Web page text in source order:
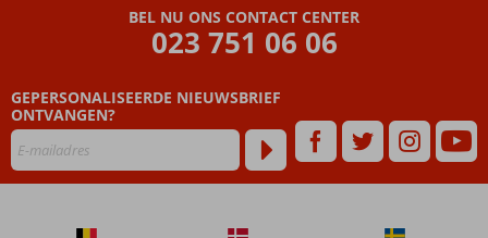
Beoordelingen
dan
48
niet
weergegeven
BEL NU ONS CONTACT CENTER
023 751 06 06
GEPERSONALISEERDE NIEUWSBRIEF
ONTVANGEN?